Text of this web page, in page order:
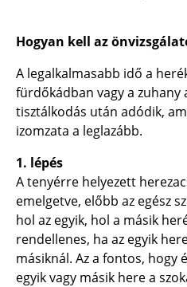
Hogyan kell az
A legalkalmasabb idő a
fürdőkádban vagy a zuhany
tisztálkodás után adódik,
izomzata a leglazább.
1. lépés
A tenyérre helyezett
emelgetve, előbb az egész
hol az egyik, hol a másik
rendellenes, ha az egyik
másiknál. Az a fontos, hogy
egyik vagy másik here a